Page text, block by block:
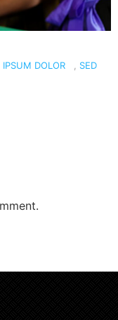
IPSUM DOLOR , SED